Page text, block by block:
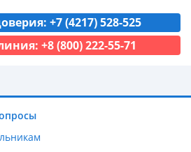
+7 (4217) 528-525
+8 (800) 222-55-71